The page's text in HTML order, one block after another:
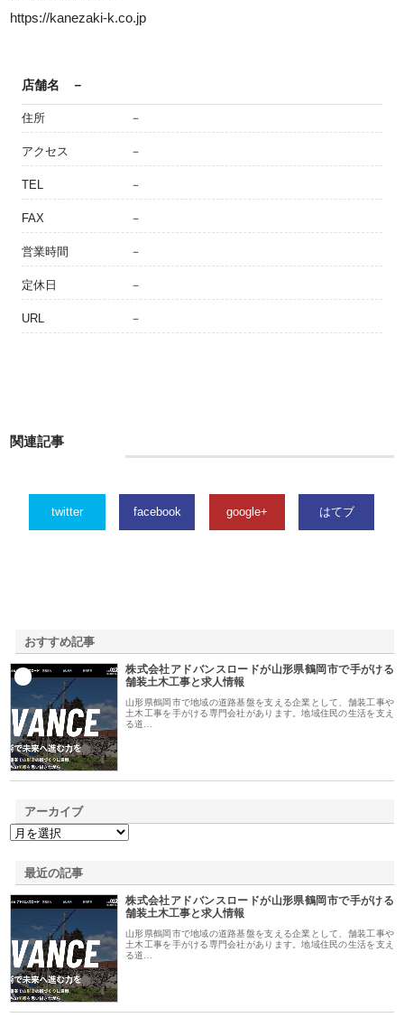
https://kanezaki-k.co.jp
店舗名 －
住所 －
アクセス －
TEL －
FAX －
営業時間 －
定休日 －
URL －
関連記事
twitter facebook google+ はてブ
おすすめ記事
株式会社アドバンスロードが山形県鶴岡市で手がける
舗装土木工事と求人情報
山形県鶴岡市で地域の道路基盤を支える企業として、舗装工事や
土木工事を手がける専門会社があります。地域住民の生活を支え
る道…
アーカイブ
最近の記事
株式会社アドバンスロードが山形県鶴岡市で手がける
舗装土木工事と求人情報
山形県鶴岡市で地域の道路基盤を支える企業として、舗装工事や
土木工事を手がける専門会社があります。地域住民の生活を支え
る道…